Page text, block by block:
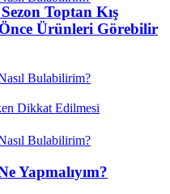
Toptan Kış
Ürünleri Görebilir
Yapmalıyım?